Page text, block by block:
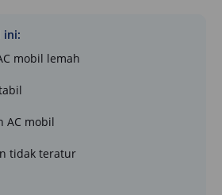
ini:
mobil lemah
AC mobil
tidak teratur